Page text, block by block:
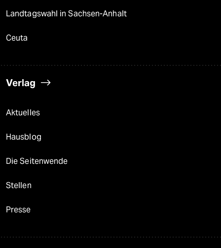
Landtagswahl in Sachsen-Anhalt
Ceuta
Verlag
Aktuelles
Hausblog
Die Seitenwende
Stellen
Presse